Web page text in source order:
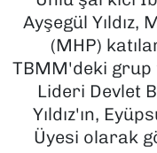
Ayşegül
(MHP)
TBMM'deki grup
Lideri Devlet
Yıldız'ın,
Üyesi olarak
MAGAZİN
POLİTİKA
SAĞLIK
SPOR
Haber Arşivi